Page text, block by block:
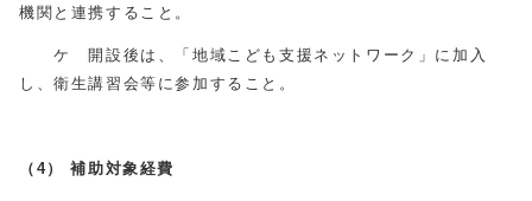
機関と連携すること。
ケ 開設後は、「地域こども支援ネットワーク」に加入
し、衛生講習会等に参加すること。
（4）補助対象経費